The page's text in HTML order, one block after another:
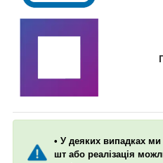
• У деяких випадках
шт або реалізація